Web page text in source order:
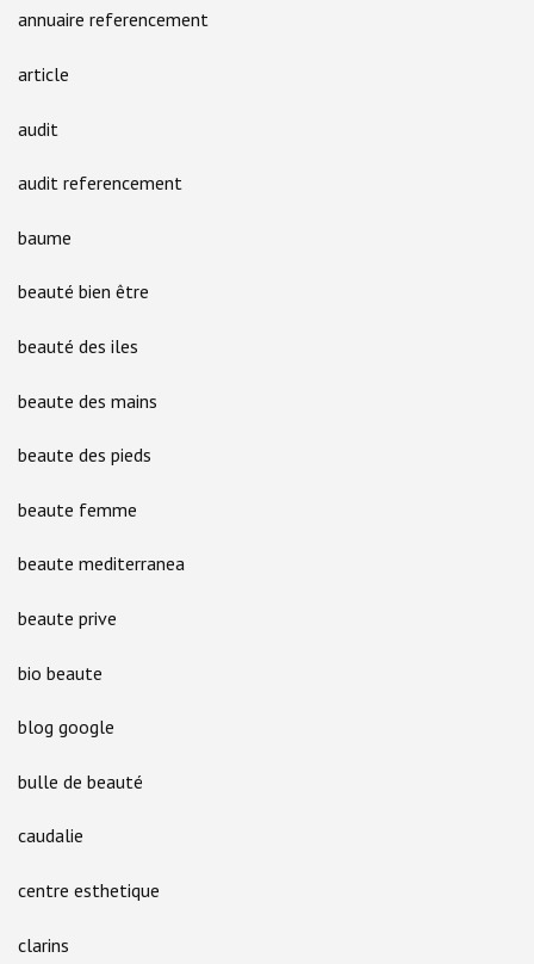
annuaire referencement
article
audit
audit referencement
baume
beauté bien être
beauté des iles
beaute des mains
beaute des pieds
beaute femme
beaute mediterranea
beaute prive
bio beaute
blog google
bulle de beauté
caudalie
centre esthetique
clarins